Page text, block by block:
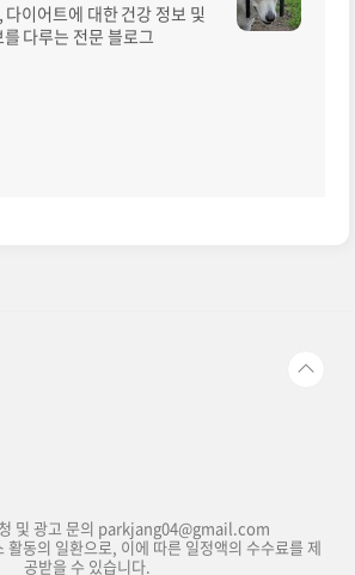
이어트에 대한 건강 정보 및
다루는 전문 블로그
및 광고 문의 parkjang04@gmail.com
활동의 일환으로, 이에 따른 일정액의 수수료를 제
공받을 수 있습니다.